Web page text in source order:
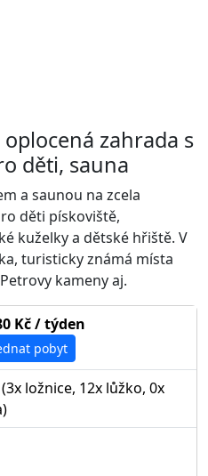
zahrada s
děti, sauna
a saunou na zcela
děti pískoviště,
kuželky a dětské hřiště. V
turisticky známá místa
kameny aj.
Kč / týden
pobyt
(3x ložnice, 12x lůžko, 0x